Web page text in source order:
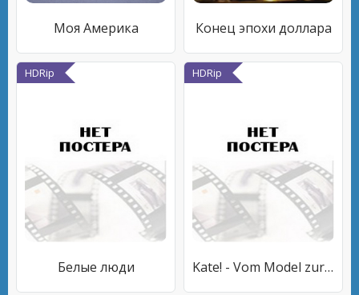
Моя Америка Конец эпохи доллара
HDRip
Белые люди
HDRip
Kate! - Vom Model zur Ikone